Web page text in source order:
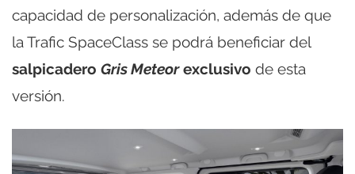
capacidad de personalización, además de que
la Trafic SpaceClass se podrá beneficiar del
salpicadero Gris Meteorexclusivo de esta
versión.